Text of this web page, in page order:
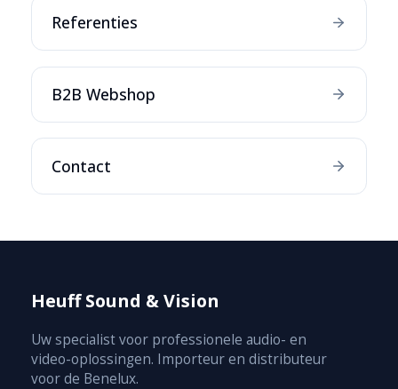
Referenties
B2B Webshop
Contact
Heuff Sound & Vision
Uw specialist voor professionele audio- en
video-oplossingen. Importeur en distributeur
voor de Benelux.